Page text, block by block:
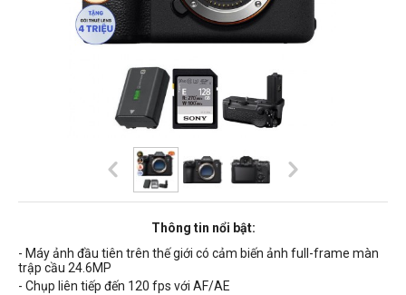
Thông tin nổi bật:
- Máy ảnh đầu tiên trên thế giới có cảm biến ảnh full-frame màn
trập cầu 24.6MP
- Chụp liên tiếp đến 120 fps với AF/AE